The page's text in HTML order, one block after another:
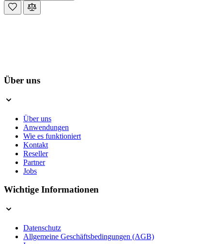
Über uns
Über uns
Anwendungen
Wie es funktioniert
Kontakt
Reseller
Partner
Jobs
Wichtige Informationen
Datenschutz
Allgemeine Geschäftsbedingungen (AGB)